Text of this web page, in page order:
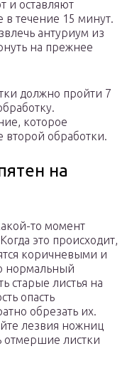
и оставляют
в течение 15 минут.
антуриум из
на прежнее
должно пройти 7
которое
второй обработки.
на
то момент
это происходит,
коричневыми и
нормальный
старые листья на
опасть
обрезать их.
лезвия ножниц
листки